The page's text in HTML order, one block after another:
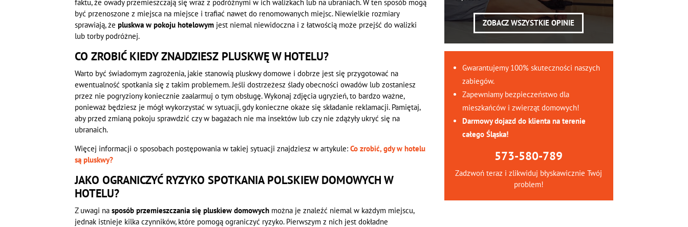
faktu, że owady przemieszczają się wraz z podróżnymi w ich walizkach lub na ubraniach. W ten sposób mogą
być przenoszone z miejsca na miejsce i trafiać nawet do renomowanych miejsc. Niewielkie rozmiary
sprawiają, żepluskwa w pokoju hotelowym jest niemal niewidoczna i z łatwością może przejść do walizki
lub torby podróżnej.
CO ZROBIĆ KIEDY ZNAJDZIESZ PLUSKWĘ W HOTELU?
Warto być świadomym zagrożenia, jakie stanowią pluskwy domowe i dobrze jest się przygotować na
ewentualność spotkania się z takim problemem. Jeśli dostrzeżesz ślady obecności owadów lub zostaniesz
przez nie pogryziony koniecznie zaalarmuj o tym obsługę. Wykonaj zdjęcia ugryzień, to bardzo ważne,
ponieważ będziesz je mógł wykorzystać w sytuacji, gdy konieczne okaże się składanie reklamacji. Pamiętaj,
aby przed zmianą pokoju sprawdzić czy w bagażach nie ma insektów lub czy nie zdążyły ukryć się na
ubranaich.
Więcej informacji o sposobach postępowania w takiej sytuacji znajdziesz w artykule:Co zrobić, gdy w hotelu
są pluskwy?
JAKO OGRANICZYĆ RYZYKO SPOTKANIA POLSKIEW DOMOWYCH W
HOTELU?
Z uwagi nasposób przemieszczania się pluskiew domowych można je znaleźć niemal w każdym miejscu,
jednak istnieje kilka czynników, które pomogą ograniczyć ryzyko. Pierwszym z nich jest dokładne
ZOBACZ WSZYSTKIE OPINIE
Gwarantujemy 100% skuteczności naszych
zabiegów.
Zapewniamy bezpieczeństwo dla
mieszkańców i zwierząt domowych!
Darmowy dojazd do klienta na terenie
całego Śląska!
573-580-789
Zadzwoń teraz i zlikwiduj błyskawicznie Twój
problem!